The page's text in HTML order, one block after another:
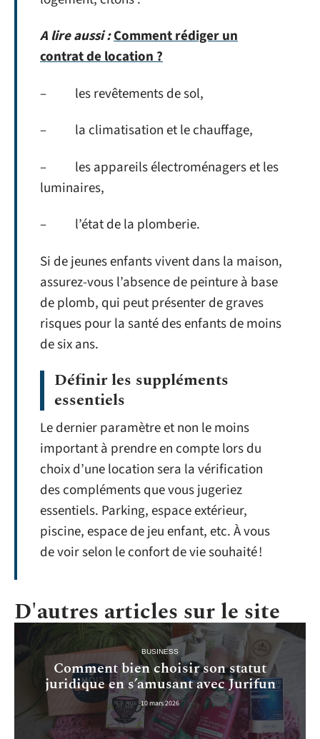
A lire aussi :Comment rédiger un
contrat de location ?
– les revêtements de sol,
– la climatisation et le chauffage,
– les appareils électroménagers et les
luminaires,
– l’état de la plomberie.
Si de jeunes enfants vivent dans la maison,
assurez-vous l’absence de peinture à base
de plomb, qui peut présenter de graves
risques pour la santé des enfants de moins
de six ans.
Définir les suppléments
essentiels
Le dernier paramètre et non le moins
important à prendre en compte lors du
choix d’une location sera la vérification
des compléments que vous jugeriez
essentiels. Parking, espace extérieur,
piscine, espace de jeu enfant, etc. À vous
de voir selon le confort de vie souhaité !
D'autres articles sur le site
BUSINESS
Comment bien choisir son statut
juridique en s’amusant avec Jurifun
10 mars 2026